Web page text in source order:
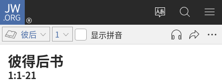
JW.ORG
更
网
登
录
开
搜
索
JW.ORG
显
菜
彼后 1 显示拼音
彼得后书
1:1-21